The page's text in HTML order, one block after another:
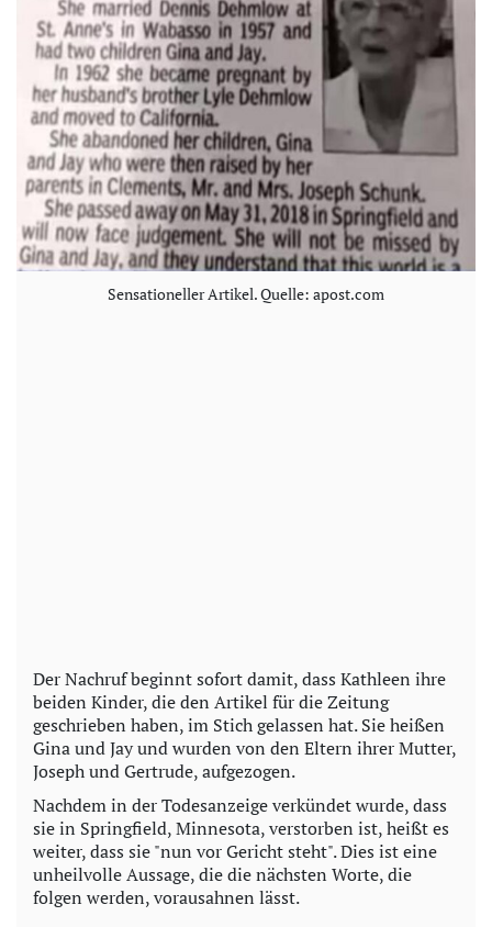
Sensationeller Artikel. Quelle: apost.com
Der Nachruf beginnt sofort damit, dass Kathleen ihre
beiden Kinder, die den Artikel für die Zeitung
geschrieben haben, im Stich gelassen hat. Sie heißen
Gina und Jay und wurden von den Eltern ihrer Mutter,
Joseph und Gertrude, aufgezogen.
Nachdem in der Todesanzeige verkündet wurde, dass
sie in Springfield, Minnesota, verstorben ist, heißt es
weiter, dass sie "nun vor Gericht steht". Dies ist eine
unheilvolle Aussage, die die nächsten Worte, die
folgen werden, vorausahnen lässt.